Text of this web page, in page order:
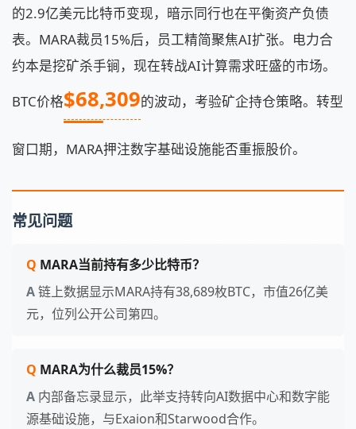
的2.9亿美元比特币变现，暗示同行也在平衡资产负债
表。MARA裁员15%后，员工精简聚焦AI扩张。电力合
约本是挖矿杀手锏，现在转战AI计算需求旺盛的市场。
BTC价格$68,309的波动，考验矿企持仓策略。转型
窗口期，MARA押注数字基础设施能否重振股价。
常见问题
MARA当前持有多少比特币？
链上数据显示MARA持有38,689枚BTC，市值26亿美
元，位列公开公司第四。
MARA为什么裁员15%？
内部备忘录显示，此举支持转向AI数据中心和数字能
源基础设施，与Exaion和Starwood合作。